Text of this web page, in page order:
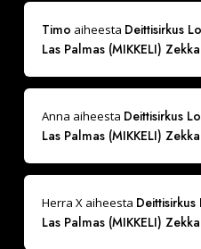
Timo aiheesta Deittisirkus
Las Palmas (MIKKELI)
Anna aiheesta Deittisirkus
Las Palmas (MIKKELI)
Herra Xaiheesta
Las Palmas (MIKKELI)